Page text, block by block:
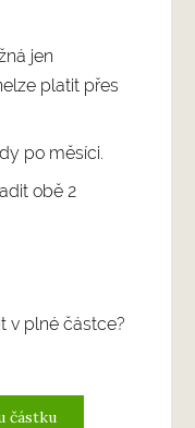
jen
platit přes
po měsíci.
obě 2
v plné částce?
částku